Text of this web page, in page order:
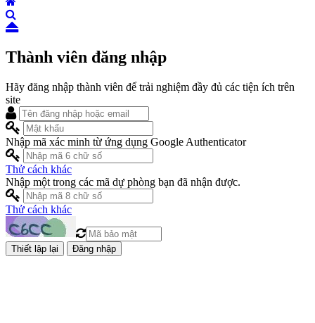
Thành viên đăng nhập
Hãy đăng nhập thành viên để trải nghiệm đầy đủ các tiện ích trên
site
Nhập mã xác minh từ ứng dụng Google Authenticator
Thử cách khác
Nhập một trong các mã dự phòng bạn đã nhận được.
Thử cách khác
Đăng nhập